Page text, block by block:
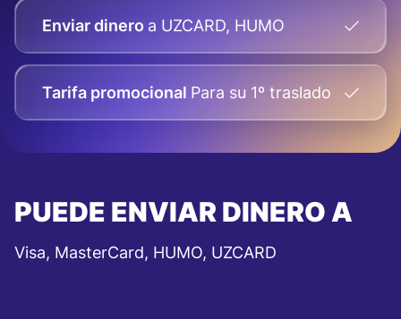
Enviar dinero a UZCARD, HUMO
Tarifa promocional Para su 1º traslado
PUEDE ENVIAR DINERO A
Visa, MasterCard, HUMO, UZCARD